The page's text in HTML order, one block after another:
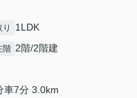
り 1LDK
階 2階/2階建
車7分 3.0km